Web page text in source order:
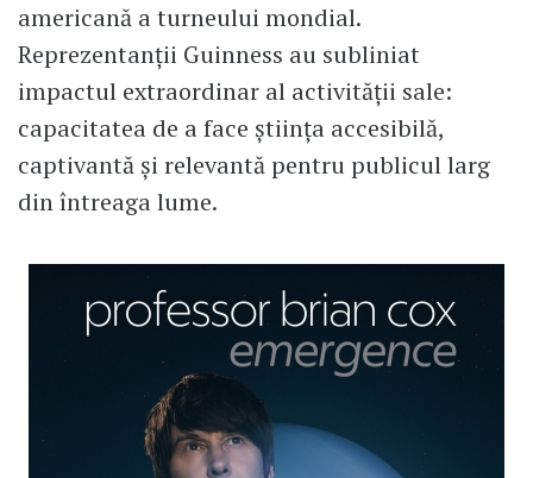
americană a turneului mondial.
Reprezentanții Guinness au subliniat
impactul extraordinar al activității sale:
capacitatea de a face știința accesibilă,
captivantă și relevantă pentru publicul larg
din întreaga lume.